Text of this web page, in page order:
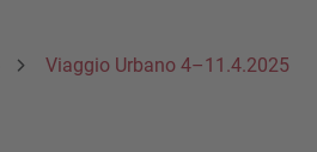
Viaggio Urbano 4–11.4.2025